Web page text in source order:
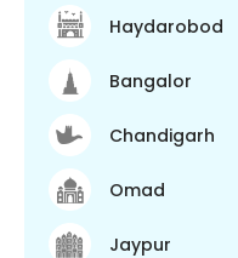
Haydarobod
Bangalor
Chandigarh
Omad
Jaypur